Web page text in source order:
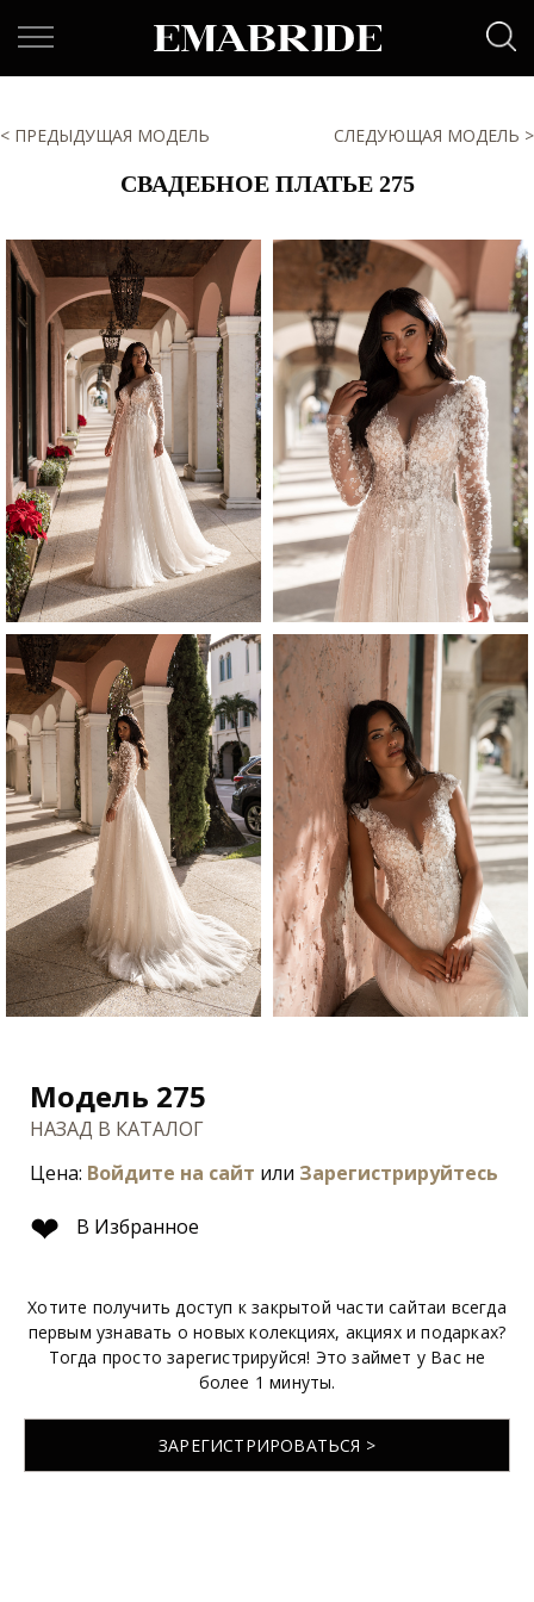
< ПРЕДЫДУЩАЯ МОДЕЛЬ СЛЕДУЮЩАЯ МОДЕЛЬ >
СВАДЕБНОЕ ПЛАТЬЕ 275
Модель 275
НАЗАД В КАТАЛОГ
Цена: Войдите на сайт или Зарегистрируйтесь
❤ В Избранное
Хотите получить доступ к закрытой части сайтаи всегда
первым узнавать о новых колекциях, акциях и подарках?
Тогда просто зарегистрируйся! Это займет у Вас не
более 1 минуты.
ЗАРЕГИСТРИРОВАТЬСЯ >